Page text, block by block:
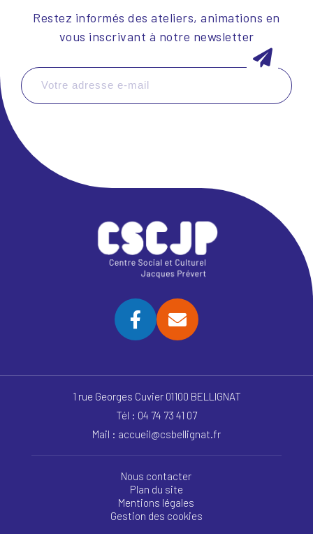
Restez informés des ateliers, animations en
vous inscrivant à notre newsletter
1 rue Georges Cuvier 01100 BELLIGNAT
Tél : 04 74 73 41 07
Mail : accueil@csbellignat.fr
Nous contacter
Plan du site
Mentions légales
Gestion des cookies